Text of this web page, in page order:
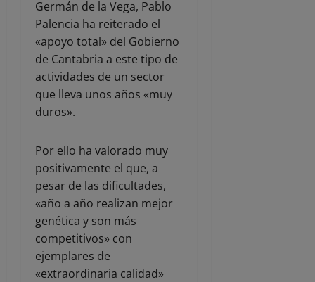
Germán de la Vega, Pablo
Palencia ha reiterado el
«apoyo total» del Gobierno
de Cantabria a este tipo de
actividades de un sector
que lleva unos años «muy
duros».
Por ello ha valorado muy
positivamente el que, a
pesar de las dificultades,
«año a año realizan mejor
genética y son más
competitivos» con
ejemplares de
«extraordinaria calidad»